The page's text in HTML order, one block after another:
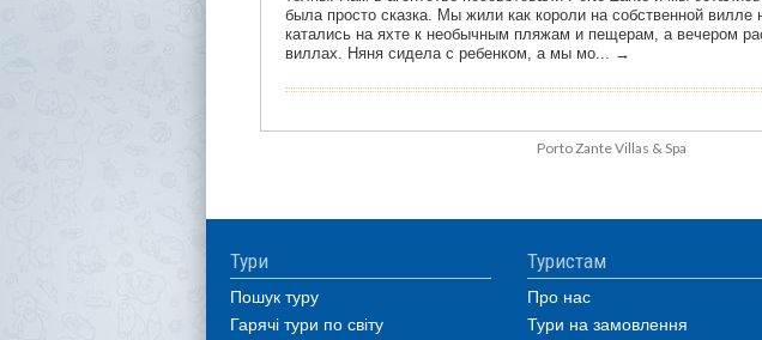
Porto Zante Villas & Spa
Тури
Пошук туру
Гарячі тури по світу
Туристам
Про нас
Тури на замовлення